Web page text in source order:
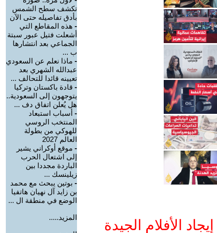
الأفلام الجيدة
تكشف سطح الشمس
بأدق تفاصيله حتى الآن
- هذه المقاطع التي
أشعلت فتيل عبور سبتة
الجماعي بعد انتشارها
ب ...
- ماذا نعلم عن السعودي
عبدالله الشهري بعد
تعيينه قائدا للتحالف ...
- قادة باكستان وتركيا
يتوجهون إلى السعودية..
هل يُعلن اتفاق دف ...
- أسباب استبعاد
المنتخب الروسي
للهوكي من بطولة
العالم 2027
- موقع أوكراني يشير
إلى اشتعال الحرب
الباردة مجددا بين
زيلينسك ...
- بوتين يبحث مع محمد
بن زايد آل نهيان هاتفيا
الوضع في منطقة ال ...
المزيد.....